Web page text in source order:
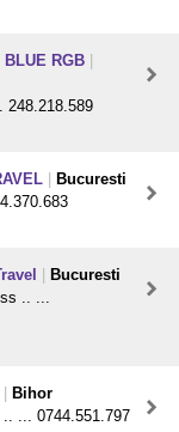
BLUE RGB
248.218.589
Bucuresti
Bucuresti
.. ...
Bihor
... 0744.551.797